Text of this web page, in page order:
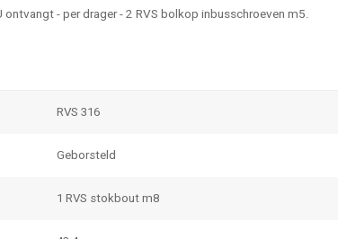
- per drager - 2 RVS bolkop inbusschroeven m5.
RVS 316
Geborsteld
1 RVS stokbout m8